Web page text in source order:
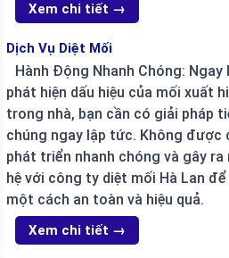
Xem chi tiết →
Dịch Vụ Diệt Mối
Hành Động Nhanh Chóng: Ngay
phát hiện dấu hiệu của mối xuất
trong nhà, bạn cần có giải pháp
chúng ngay lập tức. Không được
phát triển nhanh chóng và gây ra
hệ với công ty diệt mối Hà Lan
một cách an toàn và hiệu quả.
Xem chi tiết →